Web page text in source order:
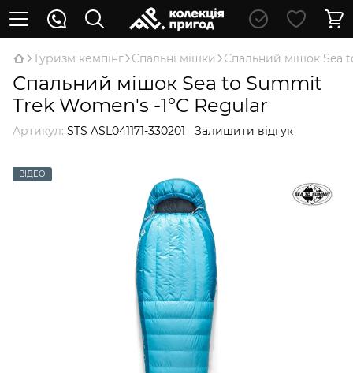
Туризм кемпінг Спальні мішки Спальний мішок Sea
Спальний мішок Sea to Summit
Trek Women's -1°C Regular
Артикул: STS ASL041171-330201 Залишити відгук
ВІДЕО